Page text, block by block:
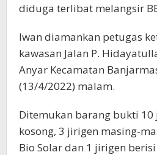
diduga terlibat melangsir
Iwan diamankan petugas
kawasan Jalan P.
Anyar Kecamatan
(13/4/2022) malam.
Ditemukan barang bukti 10
kosong, 3 jirigen masing-
Bio Solar dan 1 jirigen